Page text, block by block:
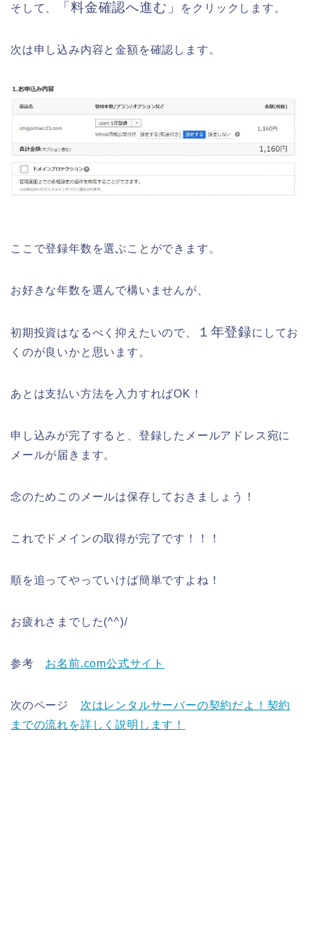
そして、 「料金確認へ進む」 をクリックします。
次は申し込み内容と金額を確認します。
ここで登録年数を選ぶことができます。
お好きな年数を選んで構いませんが、
初期投資はなるべく抑えたいので、 １年登録にしてお
くのが良いかと思います。
あとは支払い方法を入力すればOK！
申し込みが完了すると、登録したメールアドレス宛に
メールが届きます。
念のためこのメールは保存しておきましょう！
これでドメインの取得が完了です！！！
順を追ってやっていけば簡単ですよね！
お疲れさまでした(^^)/
参考 お名前.com公式サイト
次のページ
次はレンタルサーバーの契約だよ！契約
までの流れを詳しく説明します！